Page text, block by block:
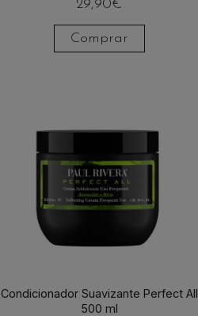
29,90€
Comprar
Condicionador Suavizante Perfect All
500 ml